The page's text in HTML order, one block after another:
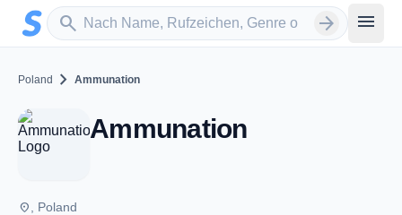
Zum Hauptinhalt springen
search
Sender suchen arrow_forward menu
Poland chevron_right Ammunation
Ammunation
place , Poland